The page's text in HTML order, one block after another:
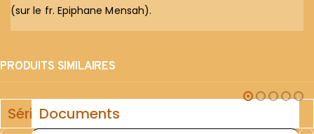
(sur le fr. Epiphane Mensah).
PRODUITS SIMILAIRES
SérieDocuments